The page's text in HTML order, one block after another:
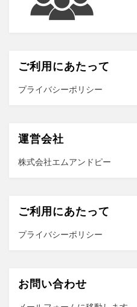
ご利用にあたって
プライバシーポリシー
運営会社
株式会社エムアンドピー
ご利用にあたって
プライバシーポリシー
お問い合わせ